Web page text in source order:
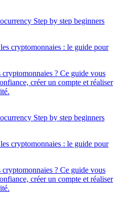
cryptomonnaies : le guide pour
? Ce guide vous
créer un compte et réaliser
cryptomonnaies : le guide pour
? Ce guide vous
créer un compte et réaliser